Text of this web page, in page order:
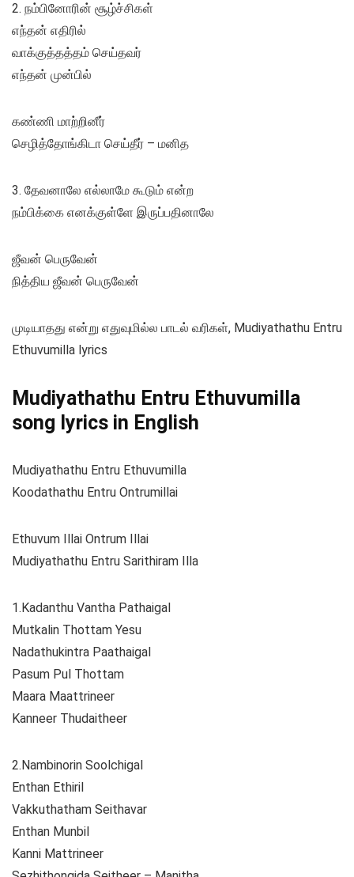
2. நம்பினோரின் சூழ்ச்சிகள்
எந்தன் எதிரில்
வாக்குத்தத்தம் செய்தவர்
எந்தன் முன்பில்
கண்ணி மாற்றினீர்
செழித்தோங்கிடா செய்தீர் – மனித
3. தேவனாலே எல்லாமே கூடும் என்ற
நம்பிக்கை எனக்குள்ளே இருப்பதினாலே
ஜீவன் பெருவேன்
நித்திய ஜீவன் பெருவேன்
முடியாதது என்று எதுவுமில்ல பாடல் வரிகள், Mudiyathathu Entru
Ethuvumilla lyrics
Mudiyathathu Entru Ethuvumilla
song lyrics in English
Mudiyathathu Entru Ethuvumilla
Koodathathu Entru Ontrumillai
Ethuvum Illai Ontrum Illai
Mudiyathathu Entru Sarithiram Illa
1.Kadanthu Vantha Pathaigal
Mutkalin Thottam Yesu
Nadathukintra Paathaigal
Pasum Pul Thottam
Maara Maattrineer
Kanneer Thudaitheer
2.Nambinorin Soolchigal
Enthan Ethiril
Vakkuthatham Seithavar
Enthan Munbil
Kanni Mattrineer